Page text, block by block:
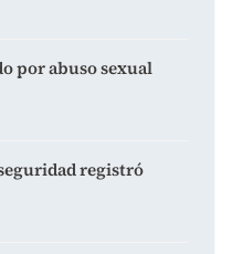
por abuso sexual
registró